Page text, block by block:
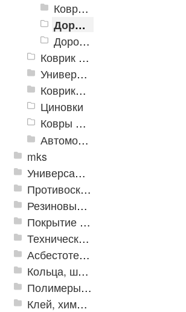
Коврик придверный Dabar
Дорожка «Лапша»
Дорожка «Кели»
Коврик флокированный
Универсальные коврики
Коврики хлопковые
Циновки
Ковры для детской
Автомобильные коврики
mks
Универсальные модульные покрытия
Противоскользящая защита для лестниц, профили, ленты
Резиновые и ПВХ дорожки
Покрытие из резиновой крошки
Техническая резина
Асбестотехнические и теплоизоляционные материалы
Кольца, шайбы, манжеты
Полимеры и пластики
Клей, химия, сопутствующие товары